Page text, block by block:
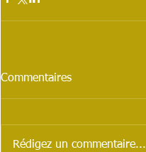
Commentaires
Rédigez un commentaire...